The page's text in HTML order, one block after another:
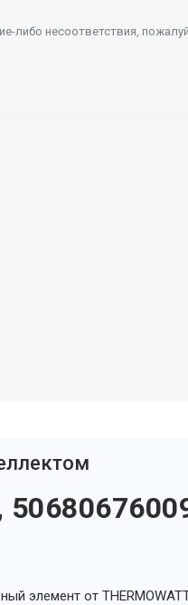
либо несоответствия,
элемент от